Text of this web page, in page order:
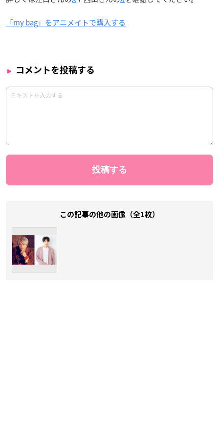
「my bag」をアニメイトで購入する
コメントを投稿する
この記事の他の画像（全1枚）